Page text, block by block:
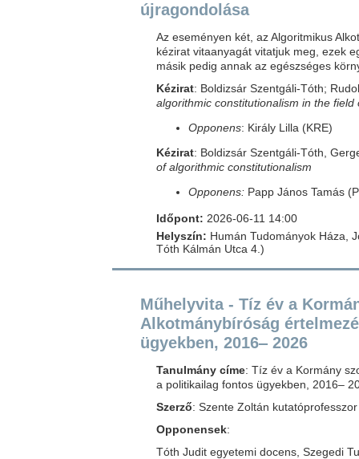
újragondolása
Az eseményen két, az Algoritmikus
kézirat vitaanyagát vitatjuk meg, ezek
másik pedig annak az egészséges
Kézirat: Boldizsár Szentgáli-Tóth;
algorithmic constitutionalism in the
Opponens: Király Lilla (KRE)
Kézirat: Boldizsár Szentgáli-Tóth,
of algorithmic constitutionalism
Opponens: Papp János Tamás
Időpont: 2026-06-11 14:00
Helyszín: Humán Tudományok Háza,
Tóth Kálmán Utca 4.)
Műhelyvita - Tíz év a
Alkotmánybíróság
ügyekben, 2016‒ 2026
Tanulmány címe: Tíz év a Kormány
a politikailag fontos ügyekben, 2016‒
Szerző: Szente Zoltán
Opponensek:
Tóth Judit egyetemi docens, Szegedi